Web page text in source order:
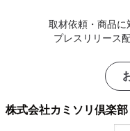
取材依頼・商品に
プレスリリース
株式会社カミソリ倶楽部